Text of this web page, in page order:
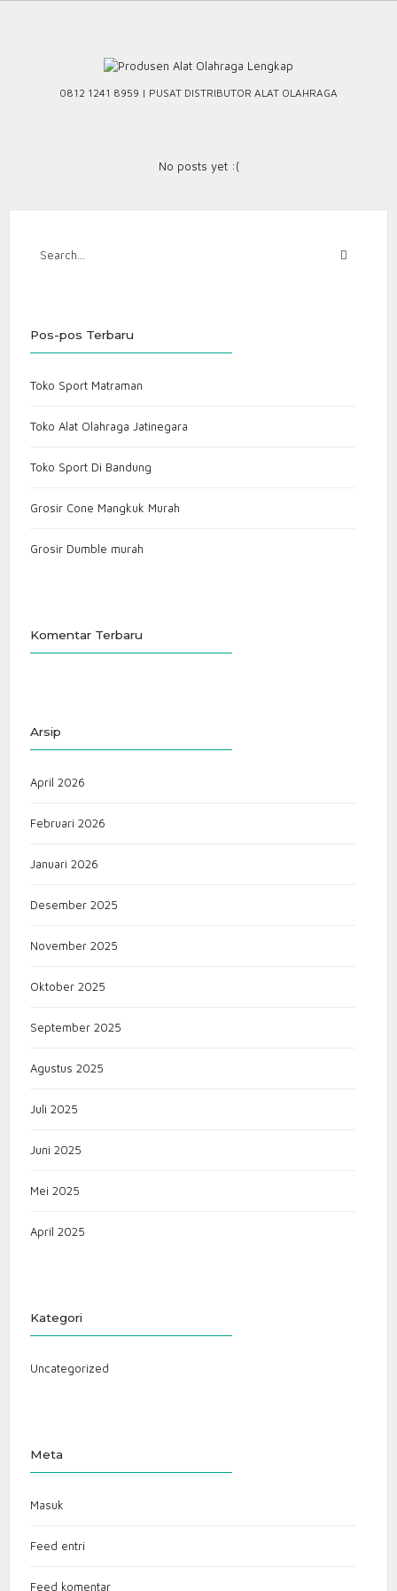
0812 1241 8959 | PUSAT DISTRIBUTOR ALAT OLAHRAGA
No posts yet :(
Pos-pos Terbaru
Toko Sport Matraman
Toko Alat Olahraga Jatinegara
Toko Sport Di Bandung
Grosir Cone Mangkuk Murah
Grosir Dumble murah
Komentar Terbaru
Arsip
April 2026
Februari 2026
Januari 2026
Desember 2025
November 2025
Oktober 2025
September 2025
Agustus 2025
Juli 2025
Juni 2025
Mei 2025
April 2025
Kategori
Uncategorized
Meta
Masuk
Feed entri
Feed komentar